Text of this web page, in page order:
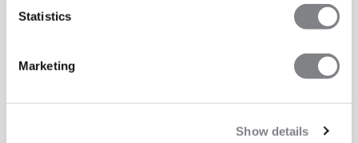
Statistics
Marketing
Show details